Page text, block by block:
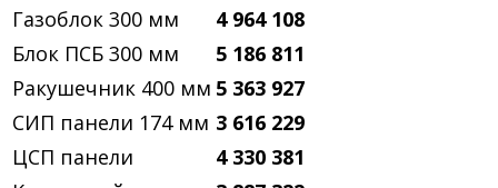
Газоблок 300 мм
4 964 108
Блок ПСБ 300 мм
5 186 811
Ракушечник 400 мм 5 363 927
СИП панели 174 мм 3 616 229
ЦСП панели
4 330 381